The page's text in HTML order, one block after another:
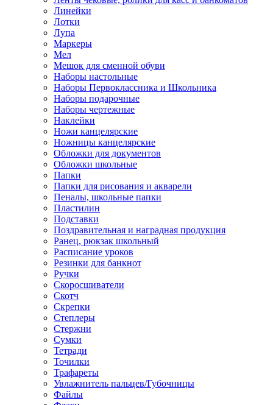
Линейки
Лотки
Лупа
Маркеры
Мел
Мешок для сменной обуви
Наборы настольные
Наборы Первоклассника и Школьника
Наборы подарочные
Наборы чертежные
Наклейки
Ножи канцелярские
Ножницы канцелярские
Обложки для документов
Обложки школьные
Папки
Папки для рисования и акварели
Пеналы, школьные папки
Пластилин
Подставки
Поздравительная и наградная продукция
Ранец, рюкзак школьный
Расписание уроков
Резинки для банкнот
Ручки
Скоросшиватели
Скотч
Скрепки
Степлеры
Стержни
Сумки
Тетради
Точилки
Трафареты
Увлажнитель пальцев/Губочницы
Файлы